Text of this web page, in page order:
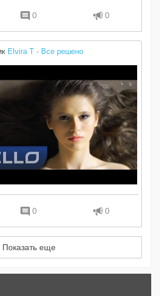
0 0
Elvira T - Все решено
0 0
Показать еще